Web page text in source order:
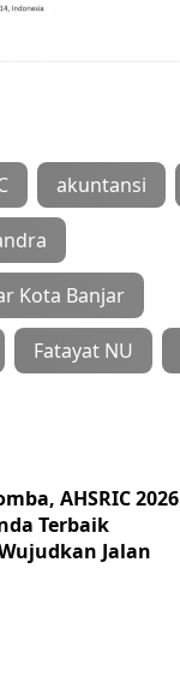
akuntansi
Kota Banjar
Fatayat NU
AHSRIC 2026
Terbaik
Jalan